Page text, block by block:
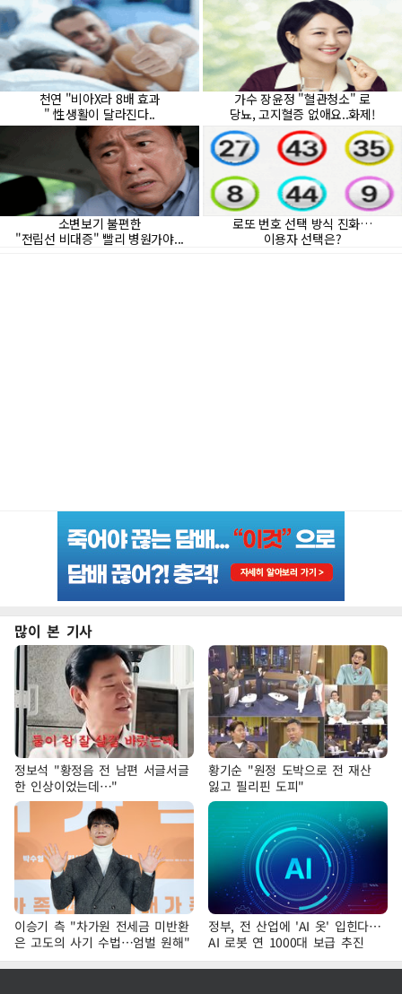
많이 본 기사
정보석 "황정음 전 남편 서글서글
한 인상이었는데…"
황기순 "원정 도박으로 전 재산
잃고 필리핀 도피"
이승기 측 "차가원 전세금 미반환
은 고도의 사기 수법…엄벌 원해"
정부, 전 산업에 'AI 옷' 입힌다…
AI 로봇 연 1000대 보급 추진